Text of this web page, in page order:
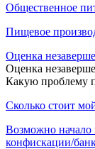
Общественное
Пищевое
Оценка
Оценка
Какую проблему
Сколько стоит
Возможно начало
конфискации/